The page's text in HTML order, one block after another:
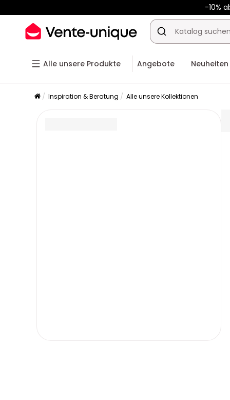
-10%
-10%
Alle unsere Produkte Angebote Neuheiten
Inspiration & Beratung Alle unsere Kollektionen